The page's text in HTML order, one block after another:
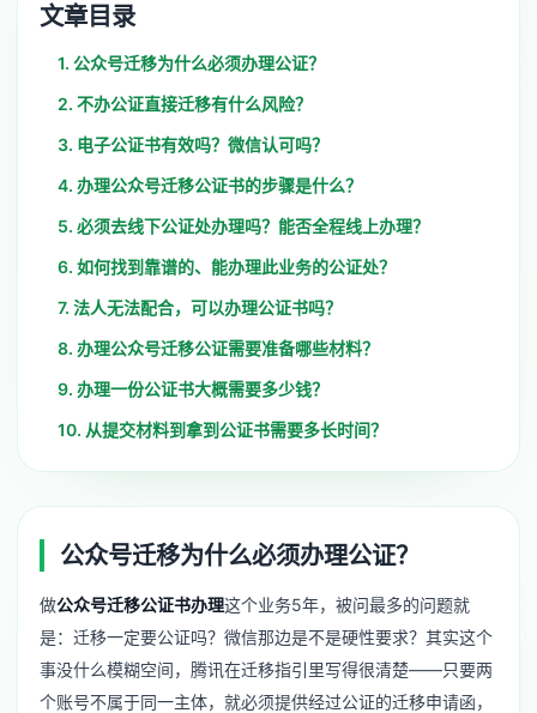
文章目录
1. 公众号迁移为什么必须办理公证？
2. 不办公证直接迁移有什么风险？
3. 电子公证书有效吗？微信认可吗？
4. 办理公众号迁移公证书的步骤是什么？
5. 必须去线下公证处办理吗？能否全程线上办理？
6. 如何找到靠谱的、能办理此业务的公证处？
7. 法人无法配合，可以办理公证书吗？
8. 办理公众号迁移公证需要准备哪些材料？
9. 办理一份公证书大概需要多少钱？
10. 从提交材料到拿到公证书需要多长时间？
公众号迁移为什么必须办理公证？
做公众号迁移公证书办理这个业务5年，被问最多的问题就
是：迁移一定要公证吗？微信那边是不是硬性要求？其实这个
事没什么模糊空间，腾讯在迁移指引里写得很清楚——只要两
个账号不属于同一主体，就必须提供经过公证的迁移申请函，